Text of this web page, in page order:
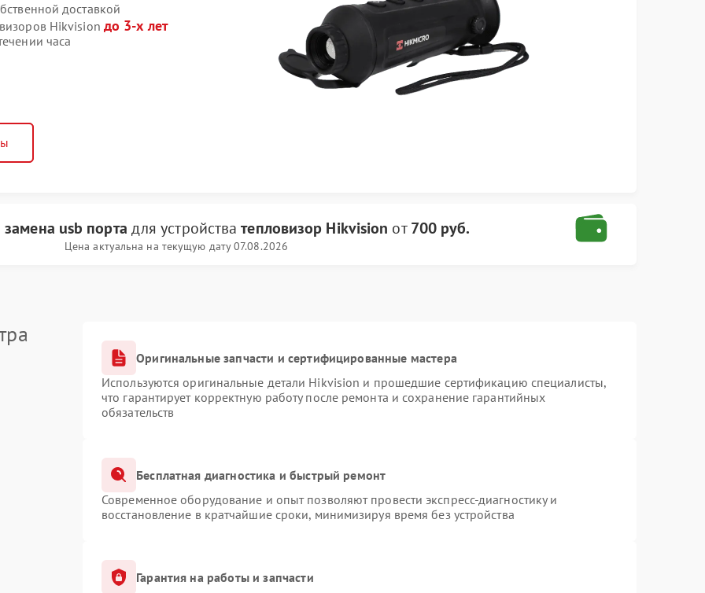
доставкой
Hikvision до 3-х лет
часа
замена usb порта для устройстватепловизор Hikvision от700 руб.
Цена актуальна на текущую дату 07.08.2026
Оригинальные запчасти и сертифицированные мастера
Используются оригинальные детали Hikvision и прошедшие сертификацию специалисты,
что гарантирует корректную работу после ремонта и сохранение гарантийных
обязательств
Бесплатная диагностика и быстрый ремонт
Современное оборудование и опыт позволяют провести экспресс-диагностику и
восстановление в кратчайшие сроки, минимизируя время без устройства
Гарантия на работы и запчасти